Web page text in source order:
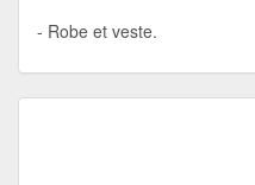
Robe et veste.